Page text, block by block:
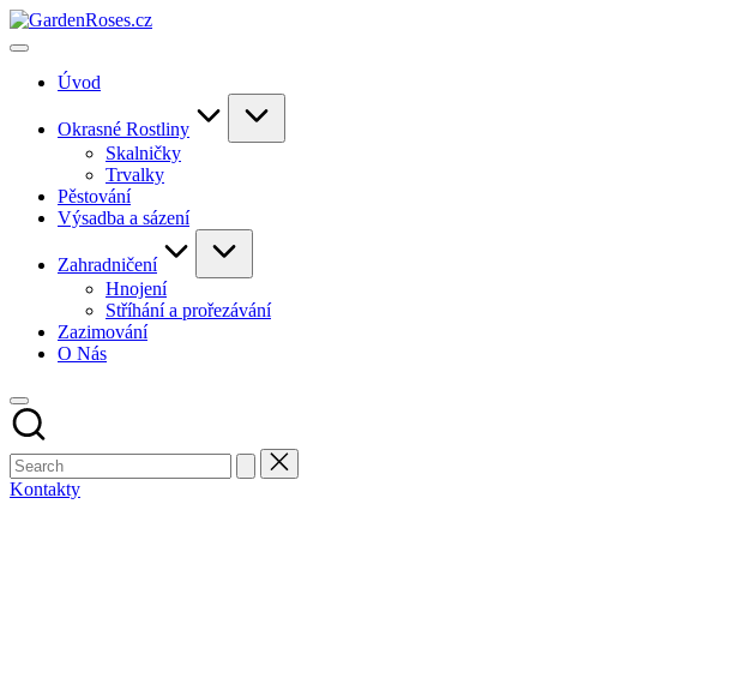
Skip
to
Úvod
Okrasné Rostliny
Skalničky
Trvalky
Pěstování
Výsadba a sázení
Zahradničení
Hnojení
Stříhání a prořezávání
Zazimování
O Nás
Kontakty